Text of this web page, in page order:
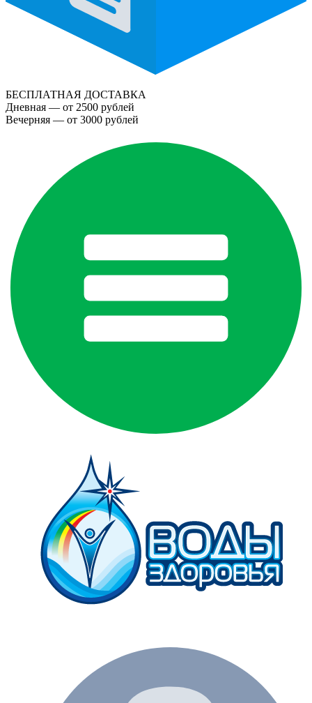
БЕСПЛАТНАЯ ДОСТАВКА
Дневная — от 2500 рублей
Вечерняя — от 3000 рублей